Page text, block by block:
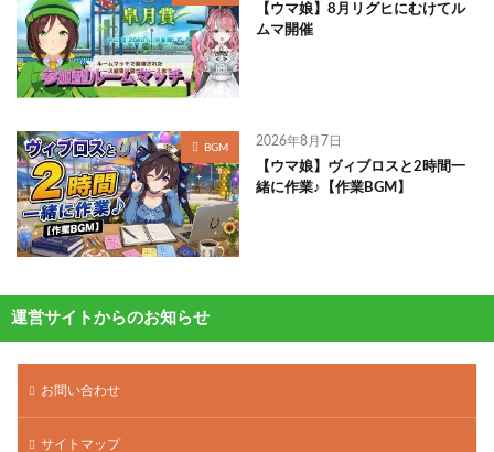
【ウマ娘】8月リグヒにむけてル
ムマ開催
BGM 2026年8月7日
【ウマ娘】ヴィブロスと2時間一
緒に作業♪【作業BGM】
運営サイトからのお知らせ
お問い合わせ
サイトマップ